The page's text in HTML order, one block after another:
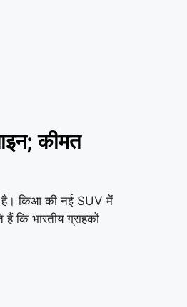
कीमत
है। किआ की नई SUV में
भारतीय ग्राहकों